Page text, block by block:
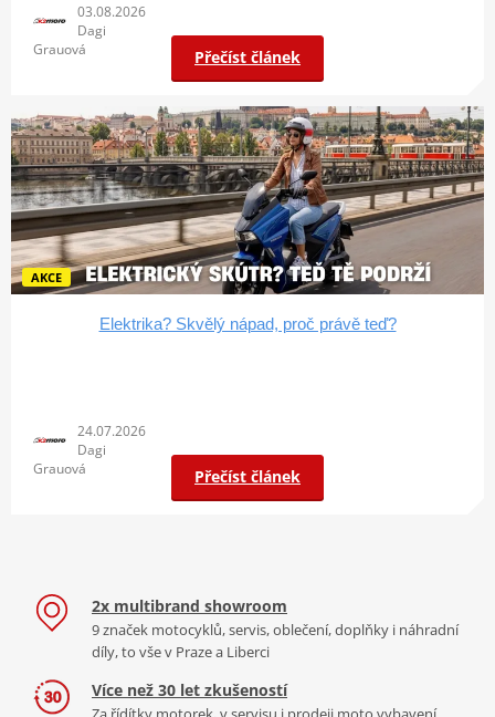
Přečíst článek
03.08.2026
Dagi
Grauová
Elektrika? Skvělý nápad, proč právě teď?
AKCE
Přečíst článek
24.07.2026
Dagi
Grauová
2x multibrand showroom
9 značek motocyklů, servis, oblečení, doplňky i náhradní
díly, to vše v Praze a Liberci
Více než 30 let zkušeností